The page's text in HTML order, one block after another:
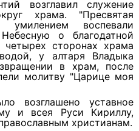
возглавил служение
храма. "Пресвятая
воспевали
о благодатной
сторонах храма
у алтаря Владыка
в храм, после
молитву "Царице моя
возглашено уставное
и всея Руси Кириллу,
христианам.